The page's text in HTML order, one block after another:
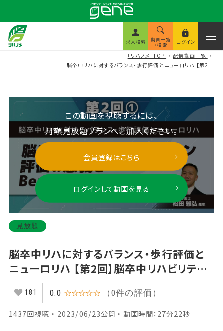
求人検索 動画一覧
・検索 ログイン
「リハノメ」TOP
配信動画一覧
脳卒中リハに対するバランス・歩行評価とニューロリハ 【第2...
この動画を視聴するには、
月額見放題プランへご加入ください。
会員登録はこちら
ログインして動画を見る
見放題
脳卒中リハに対するバランス・歩行評価と
ニューロリハ 【第2回】脳卒中リハビリテー
ション評価の意義とBerg Balance Scale
Part①評価ガイド1
181 0.0 ☆☆☆☆☆ （0件の評価）
1437回視聴 ・ 2023/06/23公開 ・ 動画時間：27分22秒